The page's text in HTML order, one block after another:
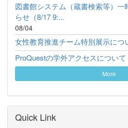
図書館システム（蔵書検索等）一
らせ（8/17 9:...
08/04
女性教育推進チーム特別展示につ
ProQuestの学外アクセスについて
More
Quick Link